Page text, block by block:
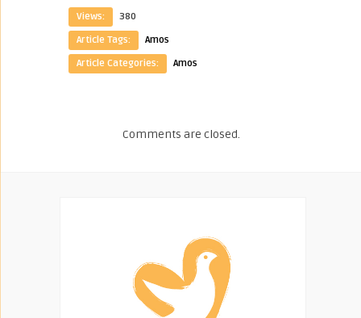
Views:
380
Article Tags:
Amos
Article Categories:
Amos
Comments are closed.